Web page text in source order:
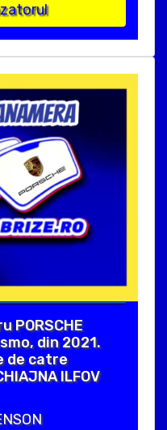
PORSCHE
din 2021.
de catre
ILFOV